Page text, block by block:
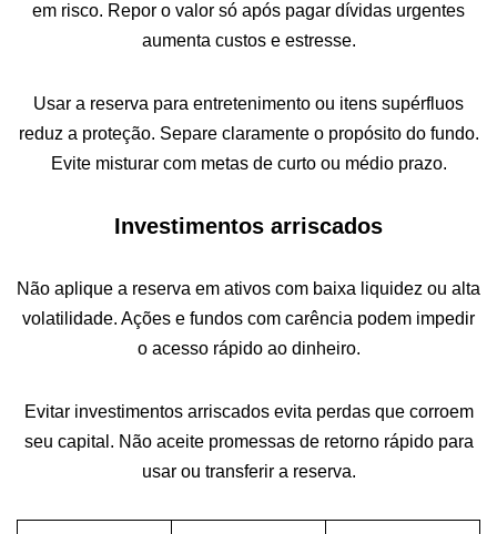
em risco. Repor o valor só após pagar dívidas urgentes
aumenta custos e estresse.
Usar a reserva para entretenimento ou itens supérfluos
reduz a proteção. Separe claramente o propósito do fundo.
Evite misturar com metas de curto ou médio prazo.
Investimentos arriscados
Não aplique a reserva em ativos com baixa liquidez ou alta
volatilidade. Ações e fundos com carência podem impedir
o acesso rápido ao dinheiro.
Evitar investimentos arriscados evita perdas que corroem
seu capital. Não aceite promessas de retorno rápido para
usar ou transferir a reserva.